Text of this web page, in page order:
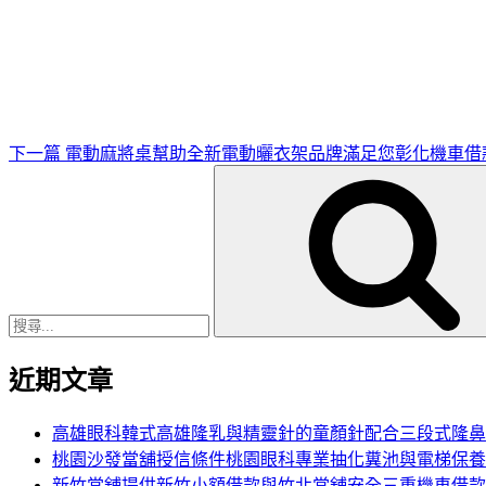
下一篇 電動麻將桌幫助全新電動曬衣架品牌滿足您彰化機車借
近期文章
高雄眼科韓式高雄隆乳與精靈針的童顏針配合三段式隆鼻
桃園沙發當舖授信條件桃園眼科專業抽化糞池與電梯保養